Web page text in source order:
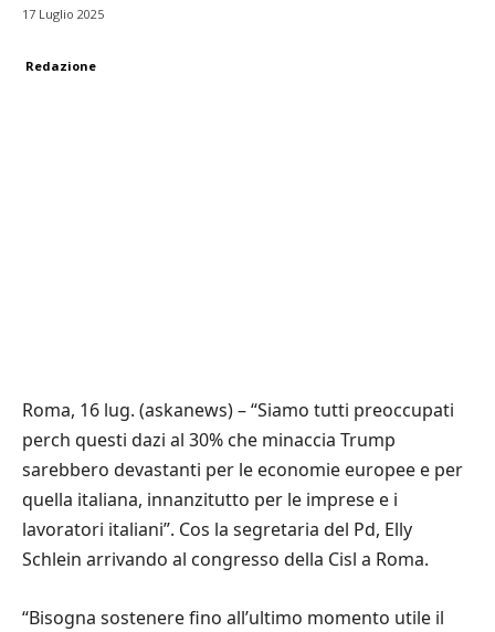
17 Luglio 2025
Redazione
Roma, 16 lug. (askanews) – “Siamo tutti preoccupati
perch questi dazi al 30% che minaccia Trump
sarebbero devastanti per le economie europee e per
quella italiana, innanzitutto per le imprese e i
lavoratori italiani”. Cos la segretaria del Pd, Elly
Schlein arrivando al congresso della Cisl a Roma.
“Bisogna sostenere fino all’ultimo momento utile il